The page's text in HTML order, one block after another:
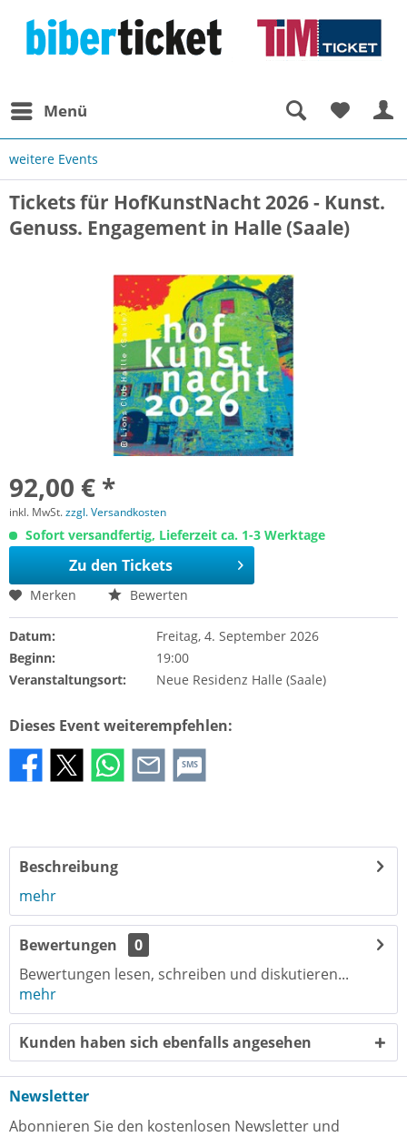
Menü
weitere Events
Tickets für HofKunstNacht 2026 - Kunst.
Genuss. Engagement in Halle (Saale)
92,00 € *
inkl. MwSt.zzgl. Versandkosten
Sofort versandfertig, Lieferzeit ca. 1-3 Werktage
Zu den Tickets
Merken Bewerten
Datum:
Freitag, 4. September 2026
Beginn:
19:00
Veranstaltungsort:
Neue Residenz Halle (Saale)
Dieses Event weiterempfehlen:
SMS
Beschreibung
mehr
Bewertungen
0
Bewertungen lesen, schreiben und diskutieren...
mehr
Kunden haben sich ebenfalls angesehen
Newsletter
Abonnieren Sie den kostenlosen Newsletter und